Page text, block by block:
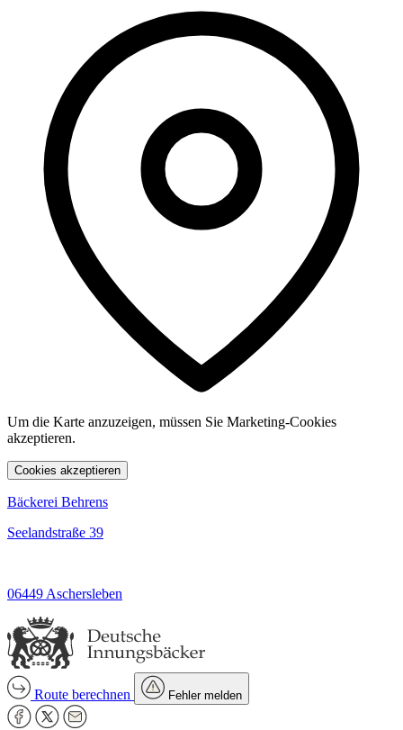
Um die Karte anzuzeigen, müssen Sie Marketing-Cookies
akzeptieren.
Cookies akzeptieren
Bäckerei Behrens
Seelandstraße 39
06449 Aschersleben
Route berechnen Fehler melden